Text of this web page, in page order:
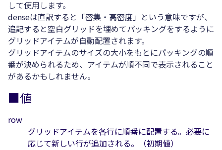
して使用します。
denseは直訳すると「密集・高密度」という意味ですが、
追記すると空白グリッドを埋めてパッキングをするように
グリッドアイテムが自動配置されます。
グリッドアイテムのサイズの大小をもとにパッキングの順
番が決められるため、アイテムが順不同で表示されること
があるかもしれません。
■値
row
グリッドアイテムを各行に順番に配置する。必要に
応じて新しい行が追加される。（初期値）